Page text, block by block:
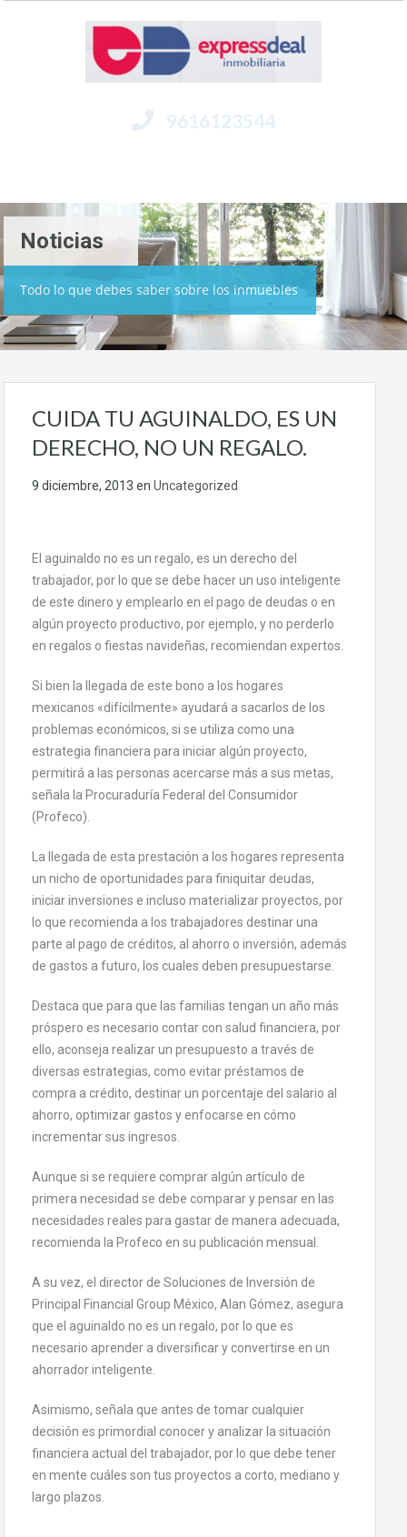
9616123544
Noticias
Todo lo que debes saber sobre los inmuebles
CUIDA TU AGUINALDO, ES UN
DERECHO, NO UN REGALO.
9 diciembre, 2013 en Uncategorized
El aguinaldo no es un regalo, es un derecho del
trabajador, por lo que se debe hacer un uso inteligente
de este dinero y emplearlo en el pago de deudas o en
algún proyecto productivo, por ejemplo, y no perderlo
en regalos o fiestas navideñas, recomiendan expertos.
Si bien la llegada de este bono a los hogares
mexicanos «difícilmente» ayudará a sacarlos de los
problemas económicos, si se utiliza como una
estrategia financiera para iniciar algún proyecto,
permitirá a las personas acercarse más a sus metas,
señala la Procuraduría Federal del Consumidor
(Profeco).
La llegada de esta prestación a los hogares representa
un nicho de oportunidades para finiquitar deudas,
iniciar inversiones e incluso materializar proyectos, por
lo que recomienda a los trabajadores destinar una
parte al pago de créditos, al ahorro o inversión, además
de gastos a futuro, los cuales deben presupuestarse.
Destaca que para que las familias tengan un año más
próspero es necesario contar con salud financiera, por
ello, aconseja realizar un presupuesto a través de
diversas estrategias, como evitar préstamos de
compra a crédito, destinar un porcentaje del salario al
ahorro, optimizar gastos y enfocarse en cómo
incrementar sus ingresos.
Aunque si se requiere comprar algún artículo de
primera necesidad se debe comparar y pensar en las
necesidades reales para gastar de manera adecuada,
recomienda la Profeco en su publicación mensual.
A su vez, el director de Soluciones de Inversión de
Principal Financial Group México, Alan Gómez, asegura
que el aguinaldo no es un regalo, por lo que es
necesario aprender a diversificar y convertirse en un
ahorrador inteligente.
Asimismo, señala que antes de tomar cualquier
decisión es primordial conocer y analizar la situación
financiera actual del trabajador, por lo que debe tener
en mente cuáles son tus proyectos a corto, mediano y
largo plazos.